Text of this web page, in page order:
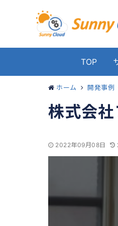
TOP
ホーム 開発事例
株式会
2022年09月08日